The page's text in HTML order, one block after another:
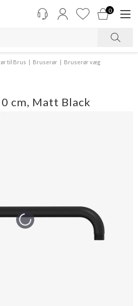
0
til Brus Bruserør Bruserør væg
cm, Matt Black